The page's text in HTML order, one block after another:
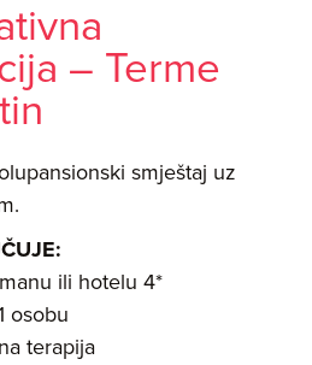
– Terme
smještaj uz
ili hotelu 4*
osobu
terapija